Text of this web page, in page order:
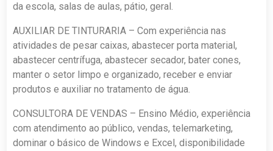
da escola, salas de aulas, pátio, geral.
AUXILIAR DE TINTURARIA – Com experiência nas
atividades de pesar caixas, abastecer porta material,
abastecer centrífuga, abastecer secador, bater cones,
manter o setor limpo e organizado, receber e enviar
produtos e auxiliar no tratamento de água.
CONSULTORA DE VENDAS – Ensino Médio, experiência
com atendimento ao público, vendas, telemarketing,
dominar o básico de Windows e Excel, disponibilidade